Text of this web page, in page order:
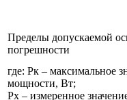
Пределы допускаемой
погрешности
где: Рк – максимальное
мощности, Вт;
Рх – измеренное